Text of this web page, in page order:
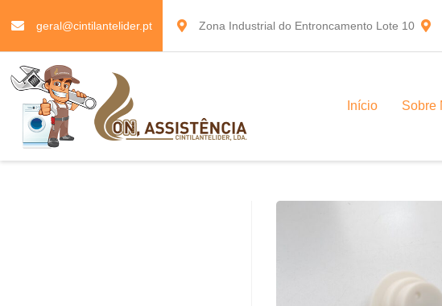
geral@cintilantelider.pt Zona Industrial do Entroncamento Lote 10
Início Sobre